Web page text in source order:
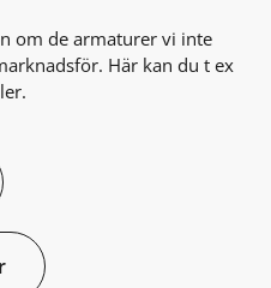
om de armaturer vi inte
Här kan du t ex